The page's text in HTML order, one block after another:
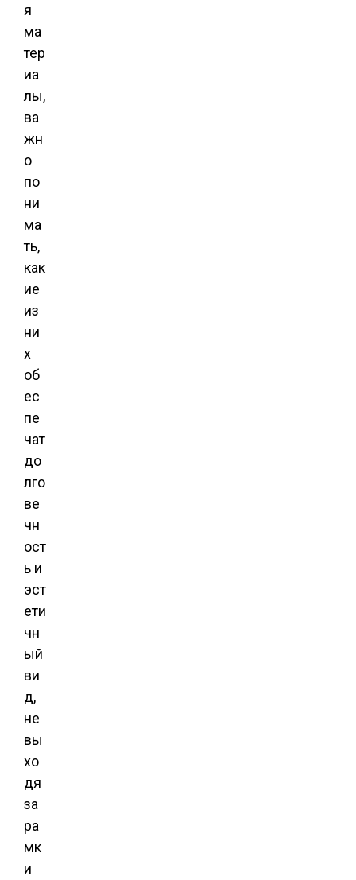
я
ма
тер
иа
лы,
ва
жн
о
по
ни
ма
ть,
как
ие
из
ни
х
об
ес
пе
чат
до
лго
ве
чн
ост
ь и
эст
ети
чн
ый
ви
д,
не
вы
хо
дя
за
ра
мк
и